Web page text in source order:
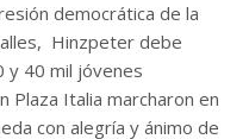
democrática de la
Hinzpeter debe
y 40 mil jóvenes
Plaza Italia marcharon en
con alegría y ánimo de